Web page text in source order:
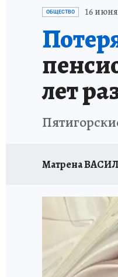
ОБЩЕСТВО 16 июня
лет
Матрена